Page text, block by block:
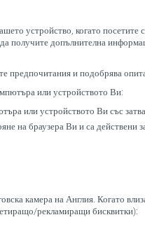
устройство, когато
получите допълнителна
предпочитания и подобрява
или устройството Ви:
или устройството Ви със
браузера Ви и са действени
камера на Англия. Когато
рекламиращи бисквитки):